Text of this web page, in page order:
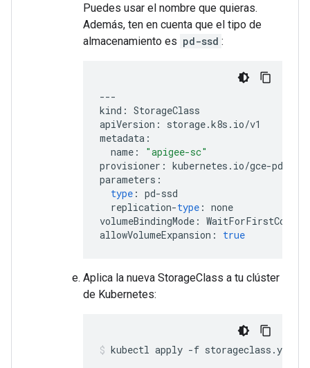
Puedes usar el nombre que quieras.
Además, ten en cuenta que el tipo de
almacenamiento es pd-ssd :
---
kind : StorageClass
apiVersion : storage.k8s . io/v1
metadata :
name :
"apigee-sc"
provisioner : kubernetes . io/gce-pd
parameters :
type : pd-ssd
replication-type : none
volumeBindingMode :
allowVolumeExpansion : true
Aplica la nueva StorageClass a tu clúster
de Kubernetes:
kubectl apply -f storageclass.yaml